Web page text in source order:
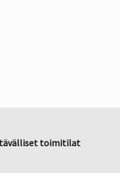
toimitilat